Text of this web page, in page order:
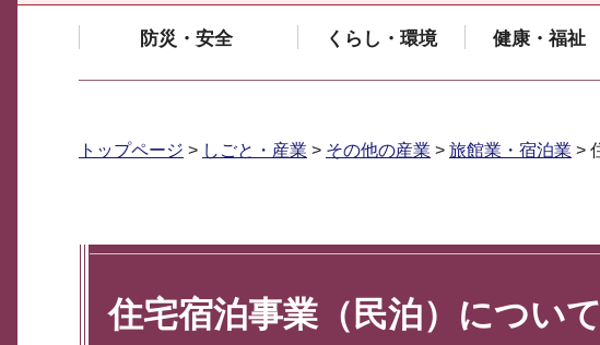
防災・安全 くらし・環境 健康・福祉
トップページ > しごと・産業 > その他の産業 > 旅館業・宿泊業 >
住宅宿泊事業（民泊）について